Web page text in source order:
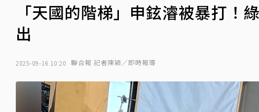
「天國的階梯」申鉉濬被暴打
出
2025-09-16 10:20 聯合報 記者陳穎／即時報導